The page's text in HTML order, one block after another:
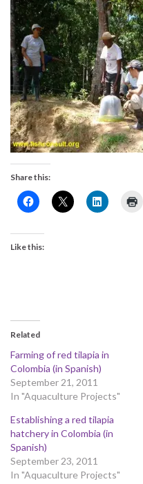
Share this:
Like this:
Related
Farming of red tilapia in
Colombia (in Spanish)
September 21, 2011
In "Aquaculture Projects"
Establishing a red tilapia
hatchery in Colombia (in
Spanish)
September 23, 2011
In "Aquaculture Projects"